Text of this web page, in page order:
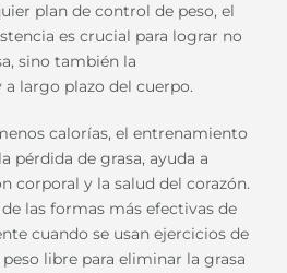
plan de control de peso, el
es crucial para lograr no
sino también la
largo plazo del cuerpo.
calorías, el entrenamiento
pérdida de grasa, ayuda a
corporal y la salud del corazón.
las formas más efectivas de
cuando se usan ejercicios de
libre para eliminar la grasa